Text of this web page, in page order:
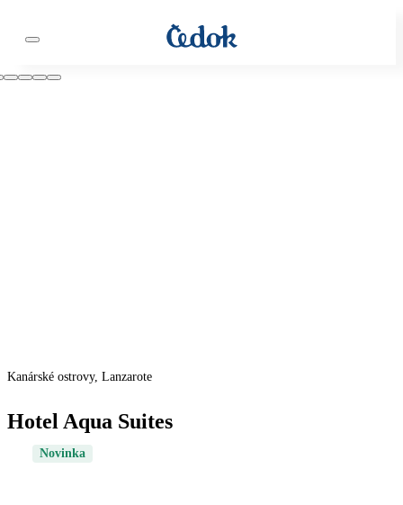
Kanárské ostrovy, Lanzarote
Hotel Aqua Suites
Novinka